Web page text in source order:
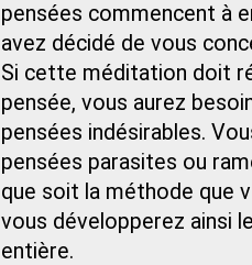
pensées commencent à
avez décidé de vous
Si cette méditation doit
pensée, vous aurez
pensées indésirables.
pensées parasites ou
que soit la méthode que
vous développerez ainsi
entière.